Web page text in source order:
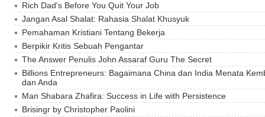
Rich Dad's Before You Quit Your Job
Jangan Asal Shalat: Rahasia Shalat Khusyuk
Pemahaman Kristiani Tentang Bekerja
Berpikir Kritis Sebuah Pengantar
The Answer Penulis John Assaraf Guru The Secret
Billions Entrepreneurs: Bagaimana China dan India Menata
dan Anda
Man Shabara Zhafira: Success in Life with Persistence
Brisingr by Christopher Paolini